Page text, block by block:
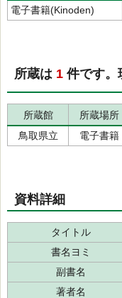
電子書籍(Kinoden)
所蔵は 1 件です。
所蔵館 所蔵場所
鳥取県立
電子書籍
資料詳細
タイトル
書名ヨミ
副書名
著者名